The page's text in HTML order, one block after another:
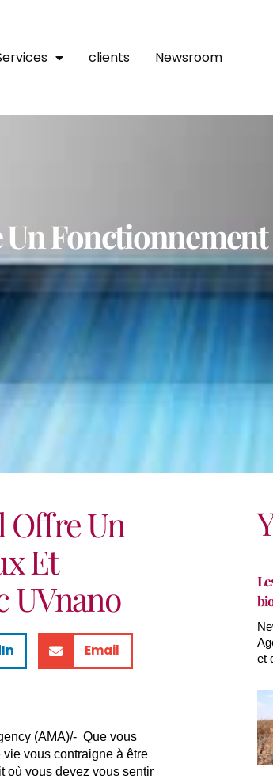
clients Newsroom
Offre Un
Et
UVnano
Email
(AMA)/- Que vous
vous contraigne à être
où vous devez vous sentir
et